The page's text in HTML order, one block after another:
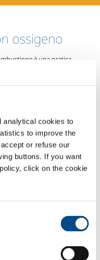
analytical cookies to
to improve the
or refuse our
buttons. If you want
click on the cookie
ossigeno
è una pratica,
di ottenere indubbi
dell’azoto presente
di ossidazione del
temperatura di
e
al combustibile
e conseguire una
e degli annessi costi
e degli ossidi di azoto